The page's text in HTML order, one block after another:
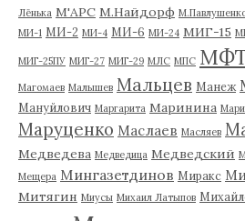
Лёнька М'АРС М.Найдорф
МИ-1 МИ-2 МИ-4 МИ-6 МИ-24 МИГ-15
МИГ-25ПУ МИГ-27 МИГ-29 МЛС МПС
Магомаев Малышев Мальцев Манеж
Мануйлович Маргарита Маринина
Маруценко Маслаев Масляев
Медведева Медведица Медведский
Мещера Мингазетдинов Миракс
Митягин Миусы Михаил Латыпов